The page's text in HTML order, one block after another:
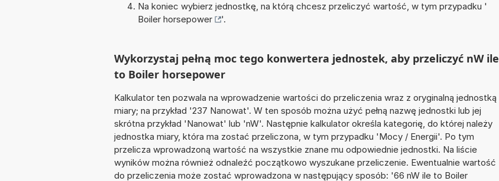
Na koniec wybierz jednostkę, na którą chcesz przeliczyć wartość, w tym przypadku '
Boiler horsepower
'.
Wykorzystaj pełną moc tego konwertera jednostek, aby przeliczyć nW ile
to Boiler horsepower
Kalkulator ten pozwala na wprowadzenie wartości do przeliczenia wraz z oryginalną jednostką
miary; na przykład '237 Nanowat'. W ten sposób można użyć pełną nazwę jednostki lub jej
skrótna przykład 'Nanowat' lub 'nW'. Następnie kalkulator określa kategorię, do której należy
jednostka miary, która ma zostać przeliczona, w tym przypadku 'Mocy / Energii'. Po tym
przelicza wprowadzoną wartość na wszystkie znane mu odpowiednie jednostki. Na liście
wyników można również odnaleźć początkowo wyszukane przeliczenie. Ewentualnie wartość
do przeliczenia może zostać wprowadzona w następujący sposób: '66 nW ile to Boiler